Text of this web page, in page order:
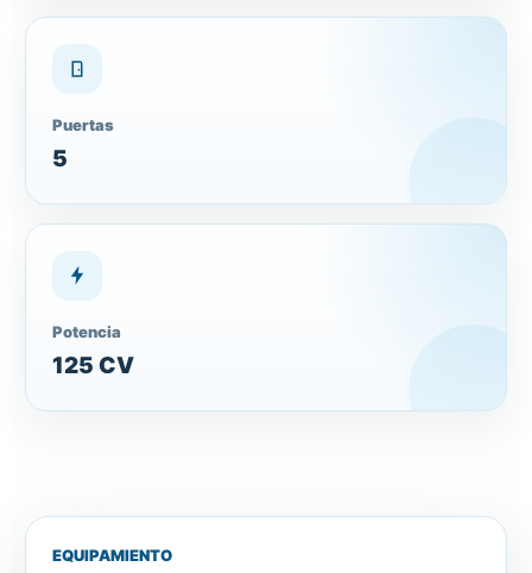
Puertas
5
Potencia
125 CV
EQUIPAMIENTO